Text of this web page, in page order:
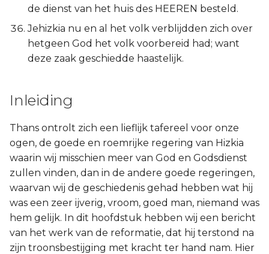
de dienst van het huis des HEEREN besteld.
Jehizkia nu en al het volk verblijdden zich over
hetgeen God het volk voorbereid had; want
deze zaak geschiedde haastelijk.
Inleiding
Thans ontrolt zich een lieflijk tafereel voor onze
ogen, de goede en roemrijke regering van Hizkia
waarin wij misschien meer van God en Godsdienst
zullen vinden, dan in de andere goede regeringen,
waarvan wij de geschiedenis gehad hebben wat hij
was een zeer ijverig, vroom, goed man, niemand was
hem gelijk. In dit hoofdstuk hebben wij een bericht
van het werk van de reformatie, dat hij terstond na
zijn troonsbestijging met kracht ter hand nam. Hier